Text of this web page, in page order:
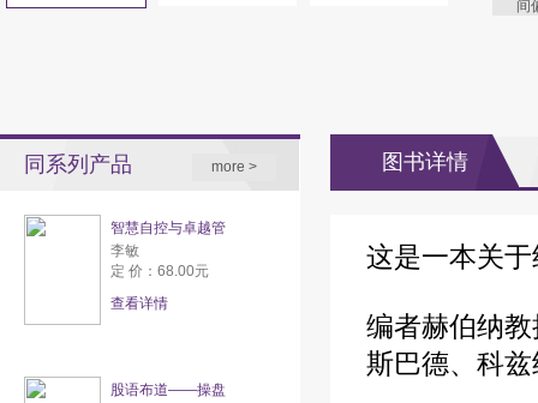
间
同系列产品 more >
智慧自控与卓越管
李敏
定 价：68.00元
查看详情
股语布道——操盘
图书详情
这是一本关
编者赫伯纳
斯巴德、科